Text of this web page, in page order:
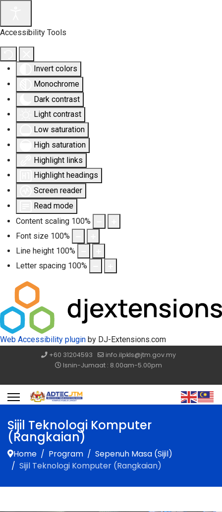
Accessibility Tools
Invert colors
Monochrome
Dark contrast
Light contrast
Low saturation
High saturation
Highlight links
Highlight headings
Screen reader
Read mode
Content scaling 100%
Font size 100%
Line height 100%
Letter spacing 100%
Web Accessibility plugin by DJ-Extensions.com
+60 31204593
info.ilpkls@jtm.gov.my
Isnin-Jumaat : 8.00am-5.00pm
Sijil Teknologi Komputer
(Rangkaian)
Home Program
Sepenuh Masa (Sijil)
Sijil Teknologi Komputer (Rangkaian)